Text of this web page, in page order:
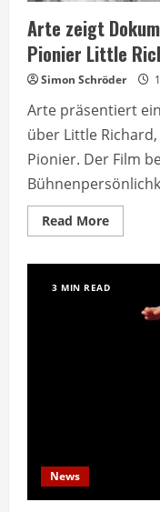
Arte zeigt
Pionier Little
Simon Schröder
Arte präsentiert
über Little
Pionier. Der Film
Read MoreRead
more
über
Pionier
3 MIN READ
News